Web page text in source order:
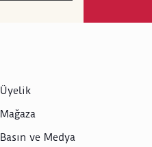
Üyelik
Mağaza
Basın ve Medya